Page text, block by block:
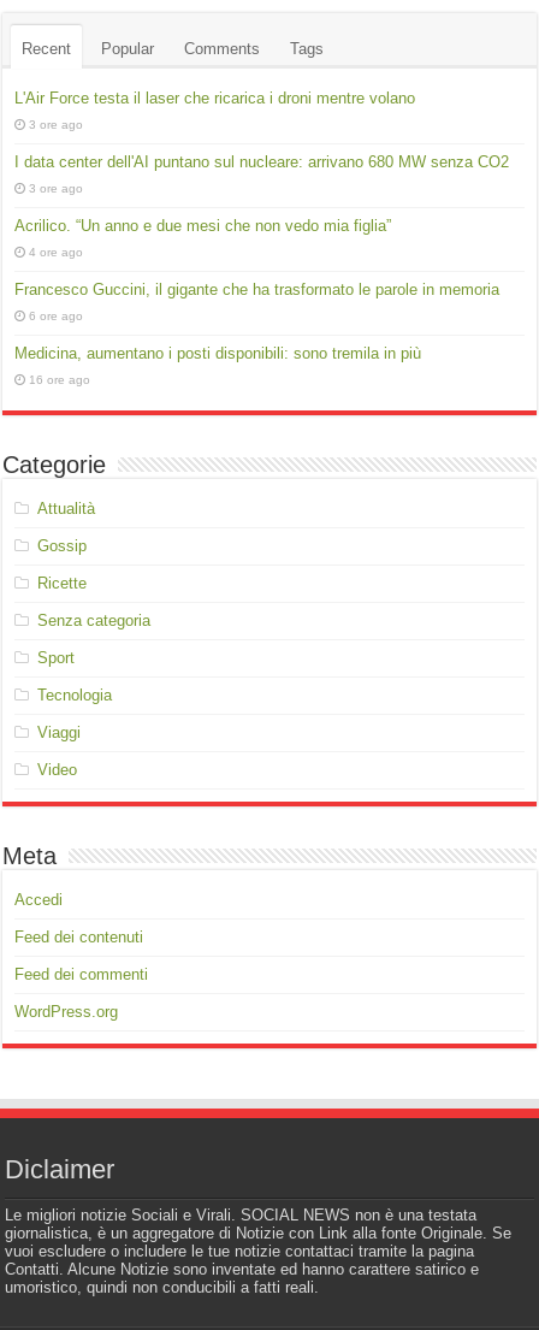
Recent Popular Comments Tags
L'Air Force testa il laser che ricarica i droni mentre volano
3 ore ago
I data center dell'AI puntano sul nucleare: arrivano 680 MW senza CO2
3 ore ago
Acrilico. “Un anno e due mesi che non vedo mia figlia”
4 ore ago
Francesco Guccini, il gigante che ha trasformato le parole in memoria
6 ore ago
Medicina, aumentano i posti disponibili: sono tremila in più
16 ore ago
Categorie
Attualità
Gossip
Ricette
Senza categoria
Sport
Tecnologia
Viaggi
Video
Meta
Accedi
Feed dei contenuti
Feed dei commenti
WordPress.org
Diclaimer
Le migliori notizie Sociali e Virali. SOCIAL NEWS non è una testata
giornalistica, è un aggregatore di Notizie con Link alla fonte Originale. Se
vuoi escludere o includere le tue notizie contattaci tramite la pagina
Contatti. Alcune Notizie sono inventate ed hanno carattere satirico e
umoristico, quindi non conducibili a fatti reali.